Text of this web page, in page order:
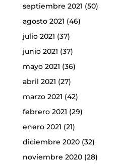
septiembre 2021 (50)
agosto 2021 (46)
julio 2021 (37)
junio 2021 (37)
mayo 2021 (36)
abril 2021 (27)
marzo 2021 (42)
febrero 2021 (29)
enero 2021 (21)
diciembre 2020(32)
noviembre 2020(28)